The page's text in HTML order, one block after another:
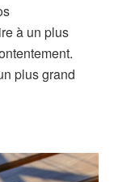
à un plus
plus grand